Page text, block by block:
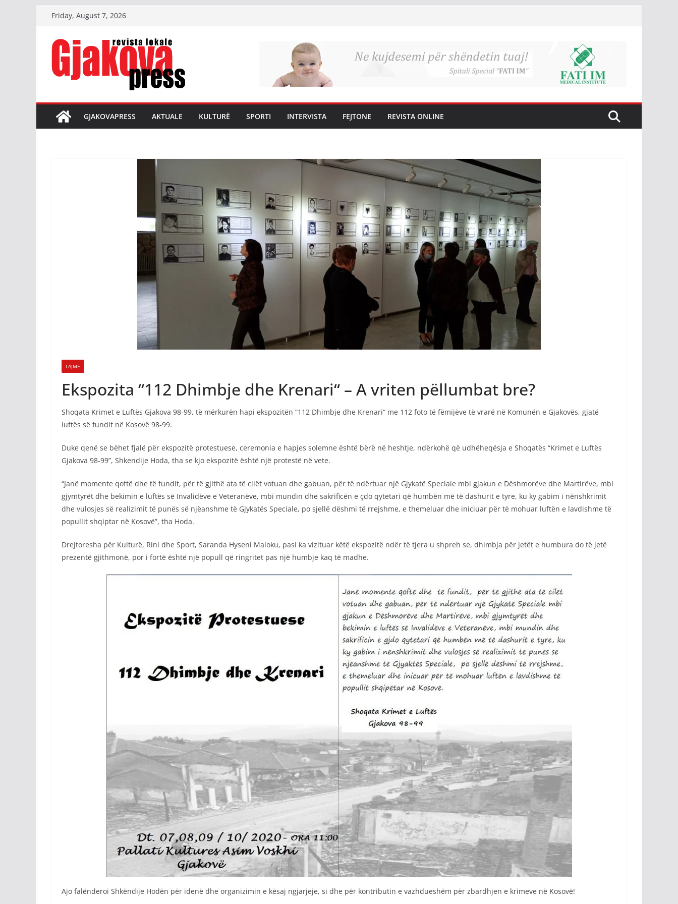
content
Friday, August 7, 2026
GJAKOVAPRESS AKTUALE KULTURË SPORTI INTERVISTA FEJTONE REVISTA ONLINE
LAJME
Ekspozita “112 Dhimbje dhe Krenari“ – A vriten pëllumbat bre?
Shoqata Krimet e Luftës Gjakova 98-99, të mërkurën hapi ekspozitën “112 Dhimbje dhe Krenari“ me 112 foto të fëmijëve të vrarë në Komunën e Gjakovës, gjatë
luftës së fundit në Kosovë 98-99.
Duke qenë se bëhet fjalë për ekspozitë protestuese, ceremonia e hapjes solemne është bërë në heshtje, ndërkohë që udhëheqësja e Shoqatës “Krimet e Luftës
Gjakova 98-99”, Shkendije Hoda, tha se kjo ekspozitë është një protestë në vete.
“Janë momente qoftë dhe të fundit, për të gjithë ata të cilët votuan dhe gabuan, për të ndërtuar një Gjykatë Speciale mbi gjakun e Dëshmorëve dhe Martirëve, mbi
gjymtyrët dhe bekimin e luftës së Invalidëve e Veteranëve, mbi mundin dhe sakrificën e çdo qytetari që humbën më të dashurit e tyre, ku ky gabim i nënshkrimit
dhe vulosjes së realizimit të punës së njëanshme të Gjykatës Speciale, po sjellë dëshmi të rrejshme, e themeluar dhe iniciuar për të mohuar luftën e lavdishme të
popullit shqiptar në Kosovë”, tha Hoda.
Drejtoresha për Kulturë, Rini dhe Sport, Saranda Hyseni Maloku, pasi ka vizituar këtë ekspozitë ndër të tjera u shpreh se, dhimbja për jetët e humbura do të jetë
prezentë gjithmonë, por i fortë është një popull që ringritet pas një humbje kaq të madhe.
Ajo falënderoi Shkëndije Hodën për idenë dhe organizimin e kësaj ngjarjeje, si dhe për kontributin e vazhdueshëm për zbardhjen e krimeve në Kosovë!